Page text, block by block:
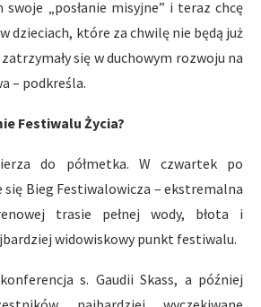
swoje „posłanie misyjne” i teraz chcę
dzieciach, które za chwilę nie będą już
się w duchowym rozwoju na
– podkreśla.
Festiwalu Życia?
do półmetka. W czwartek po
się Bieg Festiwalowicza – ekstremalna
trasie pełnej wody, błota i
widowiskowy punkt festiwalu.
s. Gaudii Skass, a później